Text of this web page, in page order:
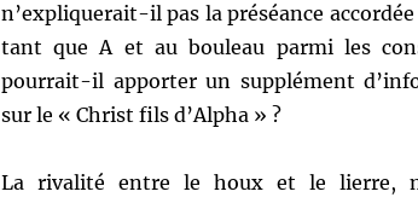
n’expliquerait-il pas la préséance
tant que A et au bouleau parmi les
pourrait-il apporter un supplément
sur le « Christ fils d’Alpha » ?
La rivalité entre le houx et le lierre,